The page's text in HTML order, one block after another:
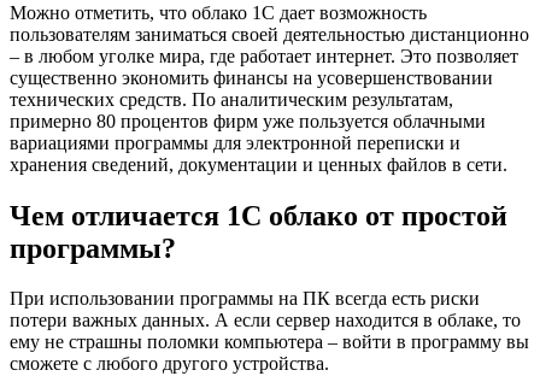
Можно отметить, что облако 1С дает возможность
пользователям заниматься своей деятельностью дистанционно
– в любом уголке мира, где работает интернет. Это позволяет
существенно экономить финансы на усовершенствовании
технических средств. По аналитическим результатам,
примерно 80 процентов фирм уже пользуется облачными
вариациями программы для электронной переписки и
хранения сведений, документации и ценных файлов в сети.
Чем отличается 1С облако от простой
программы?
При использовании программы на ПК всегда есть риски
потери важных данных. А если сервер находится в облаке, то
ему не страшны поломки компьютера – войти в программу вы
сможете с любого другого устройства.